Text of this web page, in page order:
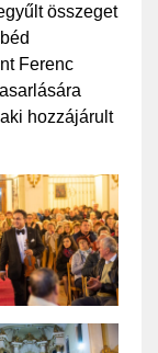
összeget
Ferenc
hozzájárult